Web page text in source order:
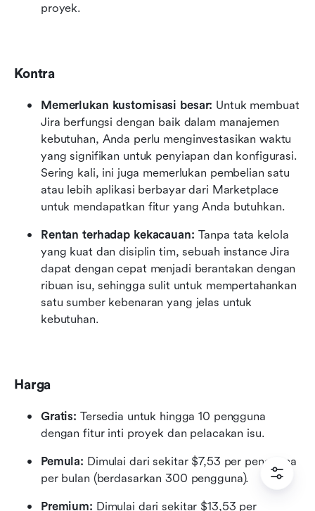
proyek.
Kontra
Memerlukan kustomisasi besar: Untuk membuat
Jira berfungsi dengan baik dalam manajemen
kebutuhan, Anda perlu menginvestasikan waktu
yang signifikan untuk penyiapan dan konfigurasi.
Sering kali, ini juga memerlukan pembelian satu
atau lebih aplikasi berbayar dari Marketplace
untuk mendapatkan fitur yang Anda butuhkan.
Rentan terhadap kekacauan: Tanpa tata kelola
yang kuat dan disiplin tim, sebuah instance Jira
dapat dengan cepat menjadi berantakan dengan
ribuan isu, sehingga sulit untuk mempertahankan
satu sumber kebenaran yang jelas untuk
kebutuhan.
Harga
Gratis: Tersedia untuk hingga 10 pengguna
dengan fitur inti proyek dan pelacakan isu.
Pemula: Dimulai dari sekitar $7,53 per pengguna
per bulan (berdasarkan 300 pengguna).
Premium: Dimulai dari sekitar $13,53 per